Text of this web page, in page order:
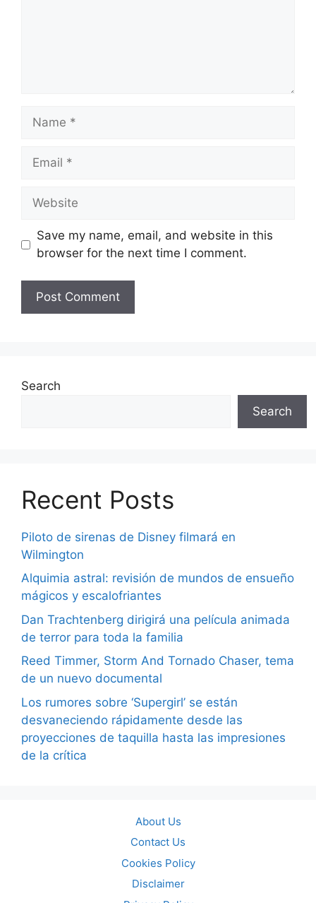
Name
Email
Website
Save my name, email, and website in this
browser for the next time I comment.
Search
Search
Recent Posts
Piloto de sirenas de Disney filmará en
Wilmington
Alquimia astral: revisión de mundos de ensueño
mágicos y escalofriantes
Dan Trachtenberg dirigirá una película animada
de terror para toda la familia
Reed Timmer, Storm And Tornado Chaser, tema
de un nuevo documental
Los rumores sobre ‘Supergirl’ se están
desvaneciendo rápidamente desde las
proyecciones de taquilla hasta las impresiones
de la crítica
About Us
Contact Us
Cookies Policy
Disclaimer